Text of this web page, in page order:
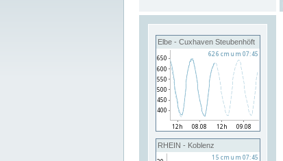
Elbe - Cuxhaven Steubenhöft
RHEIN - Koblenz